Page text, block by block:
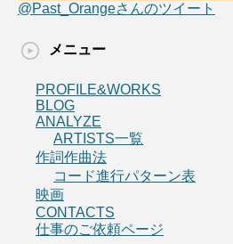
@Past_Orangeさんのツイート
メニュー
PROFILE&WORKS
BLOG
ANALYZE
ARTISTS一覧
作詞作曲法
コード進行パターン表
映画
CONTACTS
仕事のご依頼ページ